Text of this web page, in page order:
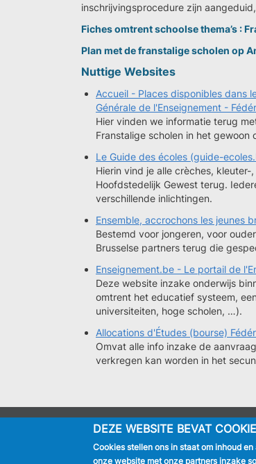
inschrijvingsprocedure zijn
Fiches omtrent schoolse thema’s :
Plan met de franstalige scholen op
Nuttige Websites
Accueil - Places disponibles dans
Générale de l'Enseignement -
Hier vinden we informatie terug
Franstalige scholen in het gewoon
Le Guide des écoles (guide-
Hierin vind je alle crèches,
Hoofdstedelijk Gewest terug.
verschillende inlichtingen.
Ensemble, accrochons les jeunes
Bestemd voor jongeren, voor
Brusselse partners terug die
Enseignement.be - Le portail de
Deze website inzake onderwijs
omtrent het educatief systeem,
universiteiten, hoge scholen, …).
Allocations d'Études (bourse)
Omvat alle info inzake de
verkregen kan worden in het
IK BEN
Inwoner
DEZE WEBSITE BEVAT
Cookies stellen ons in staat om inhoud
onze website met onze partners inzake